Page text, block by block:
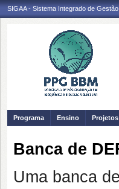
SIGAA - Sistema Integrado de
Programa Ensino
Banca de
Uma banca